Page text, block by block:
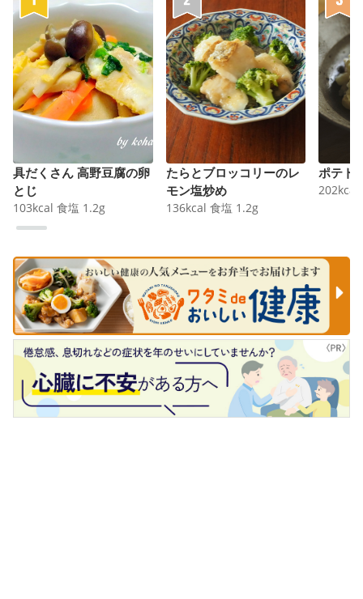
具だくさん 高野豆腐の卵
とじ
103kcal 食塩 1.2g
たらとブロッコリーのレ
モン塩炒め
136kcal 食塩 1.2g
ポテト
202kcal